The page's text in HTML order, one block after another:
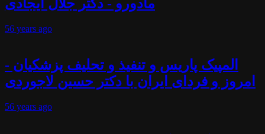
مادورو - دکتر جلال ایجادی
56 years ago
المپیک پاریس و تنفیذ و تحلیف پزشکیان -
امروز و فردای ایران با دکتر حسین لاجوردی
56 years ago